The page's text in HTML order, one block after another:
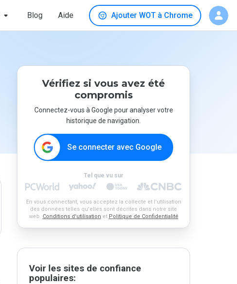
Blog Aide Ajouter WOT à Chrome
Vérifiez si vous avez été
compromis
Connectez-vous à Google pour analyser votre
historique de navigation.
Se connecter avec Google
Tel que vu sur
En vous connectant, vous acceptez la collecte et l'utilisation
des données telles qu'elles sont décrites dans notre site
web. Conditions d'utilisation et Politique de Confidentialité
Voir les sites de confiance
populaires: